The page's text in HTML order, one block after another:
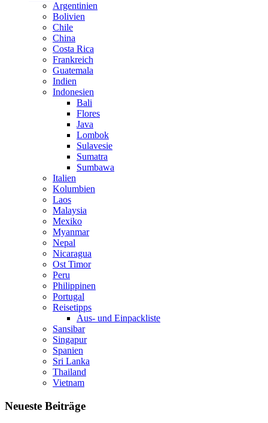
Argentinien
Bolivien
Chile
China
Costa Rica
Frankreich
Guatemala
Indien
Indonesien
Bali
Flores
Java
Lombok
Sulavesie
Sumatra
Sumbawa
Italien
Kolumbien
Laos
Malaysia
Mexiko
Myanmar
Nepal
Nicaragua
Ost Timor
Peru
Philippinen
Portugal
Reisetipps
Aus- und Einpackliste
Sansibar
Singapur
Spanien
Sri Lanka
Thailand
Vietnam
Neueste Beiträge